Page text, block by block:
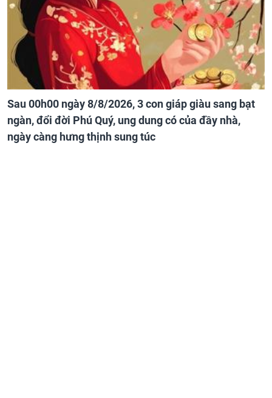
Sau 00h00 ngày 8/8/2026, 3 con giáp giàu sang bạt
ngàn, đổi đời Phú Quý, ung dung có của đầy nhà,
ngày càng hưng thịnh sung túc